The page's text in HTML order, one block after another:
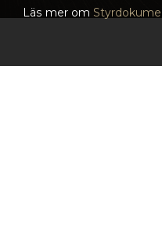
Läs mer om